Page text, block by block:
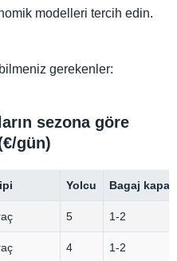
modelleri tercih edin.
bilmeniz gerekenler:
sezona göre
gün)
Yolcu Bagaj
5 1-2
4 1-2